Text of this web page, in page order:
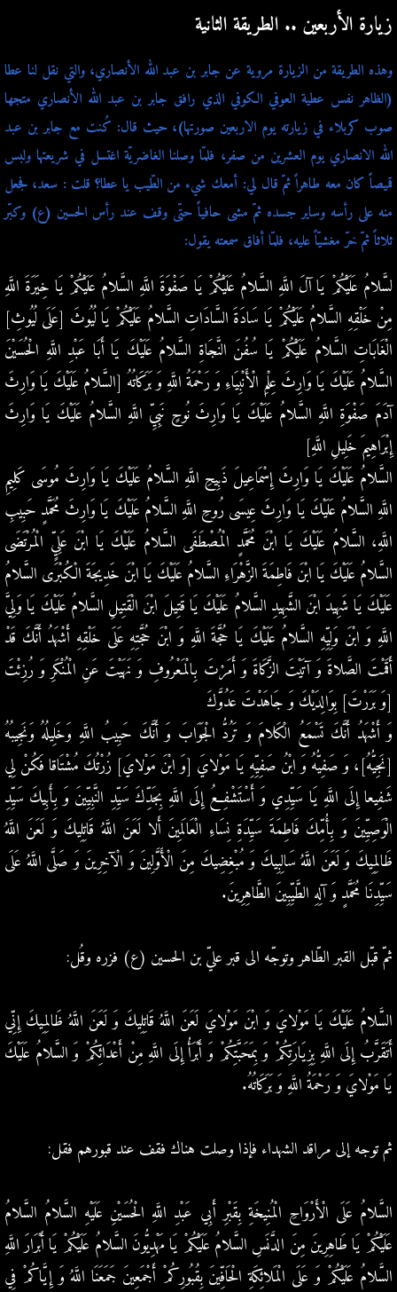
زيارة الأربعين .. الطريقة الثانية
وهذه الطريقة من الزيارة مروية عن جابر بن عبد الله الأنصاري، والتي نقل لنا عطا
(الظاهر نفس عطية العوفي الكوفي الذي رافق جابر بن عبد الله الأنصاري متجها
صوب كربلاء في زيارته يوم الاربعين صورتها)، حيث قال: كُنت مع جابر بن عبد
الله الانصاري يوم العشرين من صفر، فلمّا وصلنا الغاضريّة اغتسل في شريعتها ولبس
قميصاً كان معه طاهراً ثمّ قال لي: أمعك شيء من الطّيب يا عطا؟ قلت : سعد، فجعل
منه على رأسه وساير جسده ثمّ مشى حافياً حتّى وقف عند رأس الحسين (ع) وكبّر
ثلاثاً ثمّ خرّ مغشيّاً عليه، فلمّا أفاق سمعته يقول:
لسَّلامُ عَلَيْكُمْ يَا آلَ اللَّهِ السَّلامُ عَلَيْكُمْ يَا صَفْوَةَ اللَّهِ السَّلامُ عَلَيْكُمْ يَا خِيَرَةَ اللَّهِ
مِنْ خَلْقِهِ السَّلامُ عَلَيْكُمْ يَا سَادَةَ السَّادَاتِ السَّلامُ عَلَيْكُمْ يَا لُيُوثَ [عَلَى لُيُوثِ‏]
الْغَابَاتِ السَّلامُ عَلَيْكُمْ يَا سُفُنَ النَّجَاةِ السَّلامُ عَلَيْكَ يَا أَبَا عَبْدِ اللَّهِ الْحُسَيْنَ
السَّلامُ عَلَيْكَ يَا وَارِثَ عِلْمِ الْأَنْبِيَاءِ وَ رَحْمَةُ اللَّهِ وَ بَرَكَاتُهُ [السَّلامُ عَلَيْكَ يَا وَارِثَ
آدَمَ صَفْوَةِ اللَّهِ السَّلامُ عَلَيْكَ يَا وَارِثَ نُوحٍ نَبِيِّ اللَّهِ السَّلامُ عَلَيْكَ يَا وَارِثَ
إِبْرَاهِيمَ خَلِيلِ اللَّهِ‏]
السَّلامُ عَلَيْكَ يَا وَارِثَ إِسْمَاعِيلَ ذَبِيحِ اللَّهِ السَّلامُ عَلَيْكَ يَا وَارِثَ مُوسَى كَلِيمِ
اللَّهِ السَّلامُ عَلَيْكَ يَا وَارِثَ عِيسَى رُوحِ اللَّهِ السَّلامُ عَلَيْكَ يَا وَارِثَ مُحَمَّدٍ حَبِيبِ
اللَّهِ، السَّلامُ عَلَيْكَ يَا ابْنَ مُحَمَّدٍ الْمُصْطَفَى السَّلامُ عَلَيْكَ يَا ابْنَ عَلِيٍّ الْمُرْتَضَى
السَّلامُ عَلَيْكَ يَا ابْنَ فَاطِمَةَ الزَّهْرَاءِ السَّلامُ عَلَيْكَ يَا ابْنَ خَدِيجَةَ الْكُبْرَى السَّلامُ
عَلَيْكَ يَا شَهِيدَ ابْنَ الشَّهِيدِ السَّلامُ عَلَيْكَ يَا قَتِيلَ ابْنَ الْقَتِيلِ السَّلامُ عَلَيْكَ يَا وَلِيَّ
اللَّهِ وَ ابْنَ وَلِيِّهِ السَّلامُ عَلَيْكَ يَا حُجَّةَ اللَّهِ وَ ابْنَ حُجَّتِهِ عَلَى خَلْقِهِ أَشْهَدُ أَنَّكَ قَدْ
أَقَمْتَ الصَّلاةَ وَ آتَيْتَ الزَّكَاةَ وَ أَمَرْتَ بِالْمَعْرُوفِ وَ نَهَيْتَ عَنِ الْمُنْكَرِ وَ رُزِئْتَ
[وَ بَرَرْتَ‏] بِوَالِدَيْكَ وَ جَاهَدْتَ عَدُوَّكَ
وَ أَشْهَدُ أَنَّكَ تَسْمَعُ الْكَلامَ وَ تَرُدُّ الْجَوَابَ وَ أَنَّكَ حَبِيبُ اللَّهِ وَخَلِيلُهُ وَنَجِيبُهُ
[نَجِيُّهُ‏]، وَ صَفِيُّهُ وَ ابْنُ صَفِيِّهِ يَا مَوْلايَ [وَ ابْنَ مَوْلايَ‏] زُرْتُكَ مُشْتَاقا فَكُنْ لِي
شَفِيعا إِلَى اللَّهِ يَا سَيِّدِي وَ أَسْتَشْفِعُ إِلَى اللَّهِ بِجَدِّكَ سَيِّدِ النَّبِيِّينَ وَ بِأَبِيكَ سَيِّدِ
الْوَصِيِّينَ وَ بِأُمِّكَ فَاطِمَةَ سَيِّدَةِ نِسَاءِ الْعَالَمِينَ أَلا لَعَنَ اللَّهُ قَاتِلِيكَ وَ لَعَنَ اللَّهُ
ظَالِمِيكَ وَ لَعَنَ اللَّهُ سَالِبِيكَ وَ مُبْغِضِيكَ مِنَ الْأَوَّلِينَ وَ الْآخِرِينَ وَ صَلَّى اللَّهُ عَلَى
سَيِّدِنَا مُحَمَّدٍ وَ آلِهِ الطَّيِّبِينَ الطَّاهِرِينَ.
ثمّ قبّل القبر الطّاهر وتوجّه الى قبر عليّ بن الحسين (ع) فزره وقُل:
السَّلامُ عَلَيْكَ يَا مَوْلايَ وَ ابْنَ مَوْلايَ لَعَنَ اللَّهُ قَاتِلِيكَ وَ لَعَنَ اللَّهُ ظَالِمِيكَ إِنِّي
أَتَقَرَّبُ إِلَى اللَّهِ بِزِيَارَتِكُمْ وَ بِمَحَبَّتِكُمْ وَ أَبْرَأُ إِلَى اللَّهِ مِنْ أَعْدَائِكُمْ وَ السَّلامُ عَلَيْكَ
يَا مَوْلايَ وَ رَحْمَةُ اللَّهِ وَ بَرَكَاتُهُ.
ثم توجه إلى مراقد الشهداء فإذا وصلت هناك فقف عند قبورهم فقل:
السَّلامُ عَلَى الْأَرْوَاحِ الْمُنِيخَةِ بِقَبْرِ أَبِي عَبْدِ اللَّهِ الْحُسَيْنِ عَلَيْهِ السَّلامُ السَّلامُ
عَلَيْكُمْ يَا طَاهِرِينَ مِنَ الدَّنَسِ السَّلامُ عَلَيْكُمْ يَا مَهْدِيُّونَ السَّلامُ عَلَيْكُمْ يَا أَبْرَارَ اللَّهِ
السَّلامُ عَلَيْكُمْ وَ عَلَى الْمَلائِكَةِ الْحَافِّينَ بِقُبُورِكُمْ أَجْمَعِينَ جَمَعَنَا اللَّهُ وَ إِيَّاكُمْ فِي